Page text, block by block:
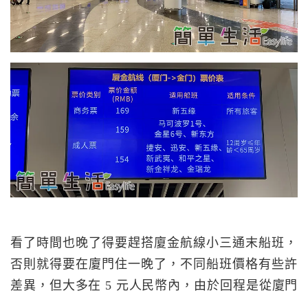
看了時間也晚了得要趕搭廈金航線小三通末船班，
否則就得要在廈門住一晚了，不同船班價格有些許
差異，但大多在 5 元人民幣內，由於回程是從廈門